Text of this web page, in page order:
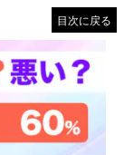
目次に戻る